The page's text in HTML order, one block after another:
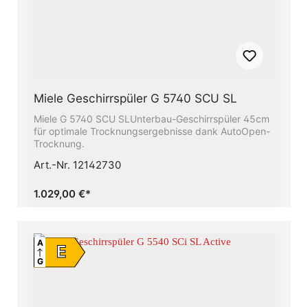
Miele Geschirrspüler G 5740 SCU SL
Miele G 5740 SCU SLUnterbau-Geschirrspüler 45cm
für optimale Trocknungsergebnisse dank AutoOpen-
Trocknung.
Art.-Nr. 12142730
1.029,00 €*
E
A
G